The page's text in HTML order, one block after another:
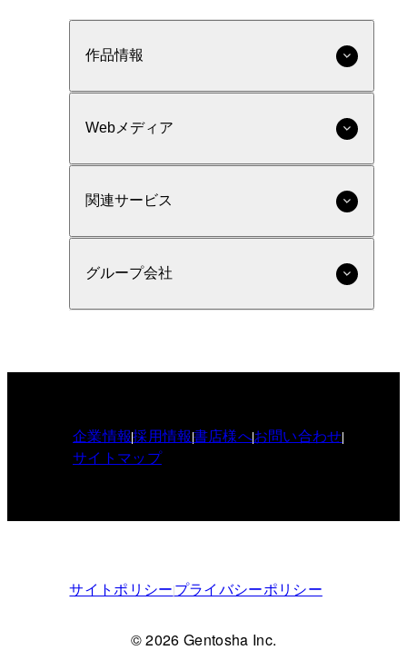
作品情報
Webメディア
関連サービス
グループ会社
企業情報採用情報書店様へお問い合わせ
サイトマップ
サイトポリシープライバシーポリシー
© 2026 Gentosha Inc.